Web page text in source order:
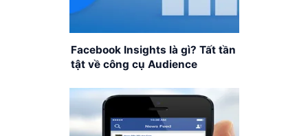
Facebook Insights là gì? Tất tần
tật về công cụ Audience